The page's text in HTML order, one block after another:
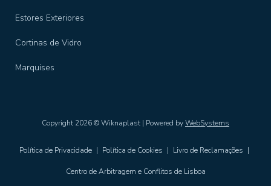
Estores Exteriores
Cortinas de Vidro
Marquises
Copyright 2026 © Wiknaplast | Powered byWebSystems
Política de Privacidade | Política de Cookies | Livro de Reclamações |
Centro de Arbitragem e Conflitos de Lisboa